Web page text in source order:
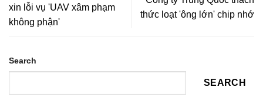
xin lỗi vụ 'UAV xâm phạm
không phận'
thức loạt 'ông lớn' chip nhớ
Search
SEARCH